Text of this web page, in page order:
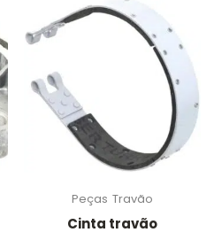
Peças Travão
Cinta travão